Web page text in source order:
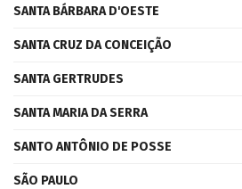
SANTA BÁRBARA D'OESTE
SANTA CRUZ DA CONCEIÇÃO
SANTA GERTRUDES
SANTA MARIA DA SERRA
SANTO ANTÔNIO DE POSSE
SÃO PAULO